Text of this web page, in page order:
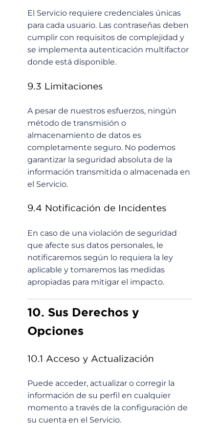
El Servicio requiere credenciales únicas
para cada usuario. Las contraseñas deben
cumplir con requisitos de complejidad y
se implementa autenticación multifactor
donde está disponible.
9.3 Limitaciones
A pesar de nuestros esfuerzos, ningún
método de transmisión o
almacenamiento de datos es
completamente seguro. No podemos
garantizar la seguridad absoluta de la
información transmitida o almacenada en
el Servicio.
9.4 Notificación de Incidentes
En caso de una violación de seguridad
que afecte sus datos personales, le
notificaremos según lo requiera la ley
aplicable y tomaremos las medidas
apropiadas para mitigar el impacto.
10. Sus Derechos y
Opciones
10.1 Acceso y Actualización
Puede acceder, actualizar o corregir la
información de su perfil en cualquier
momento a través de la configuración de
su cuenta en el Servicio.